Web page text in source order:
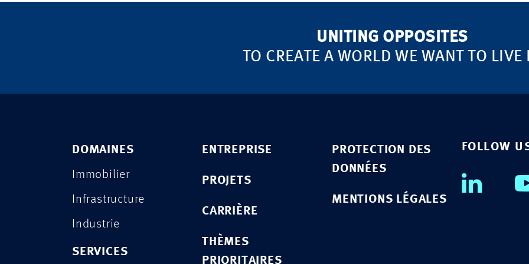
UNITING OPPOSITES
TO CREATE A WORLD WE WANT TO LIVE
DOMAINES
Immobilier
Infrastructure
Industrie
SERVICES
ENTREPRISE
PROJETS
CARRIÈRE
THÈMES
PRIORITAIRES
PROTECTION DES
DONNÉES
MENTIONS LÉGALES
FOLLOW